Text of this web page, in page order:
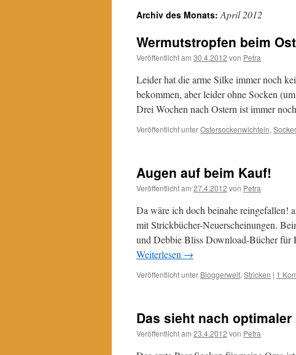
Archiv des Monats:April 2012
Wermutstropfen beim
Veröffentlicht am 30.4.2012 von Petra
Leider hat die arme Silke immer noch
bekommen, aber leider ohne Socken
Drei Wochen nach Ostern ist immer
Veröffentlicht unterOstersockenwichteln,
Augen auf beim Kauf!
Veröffentlicht am 27.4.2012 von Petra
Da wäre ich doch beinahe reingefallen!
mit Strickbücher-Neuerscheinungen.
und Debbie Bliss Download-Bücher
Weiterlesen →
Veröffentlicht unter Bloggerwelt, Stricken | 1
Das sieht nach
Veröffentlicht am 23.4.2012 von Petra